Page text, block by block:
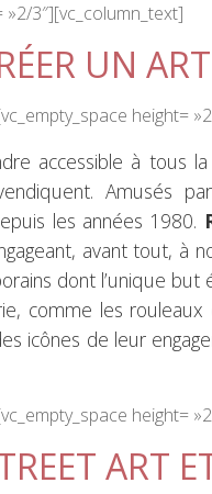
3″][vc_column_text]
UN
height=
accessible à tous
Amusés
les années 1980.
avant tout, à
dont l’unique
comme les
icônes de leur
height=
ART